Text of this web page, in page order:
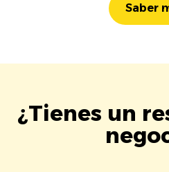
Saber
¿Tienes un